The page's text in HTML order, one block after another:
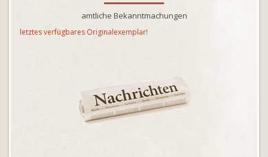
amtliche Bekanntmachungen
letztes verfügbares Originalexemplar!